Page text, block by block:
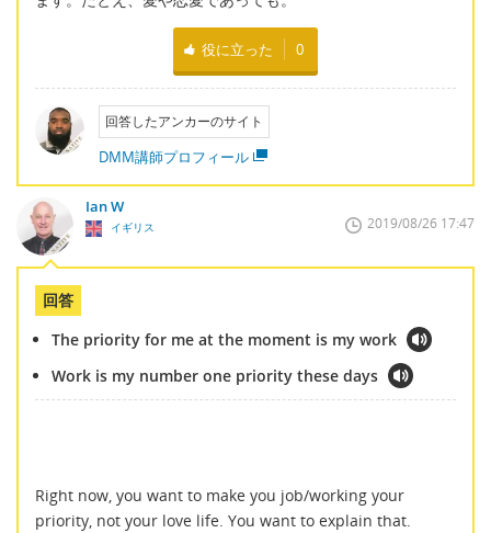
役に立った 0
回答したアンカーのサイト
DMM講師プロフィール
Ian W
イギリス 2019/08/26 17:47
回答
The priority for me at the moment is my work
Work is my number one priority these days
Right now, you want to make you job/working your
priority, not your love life. You want to explain that.